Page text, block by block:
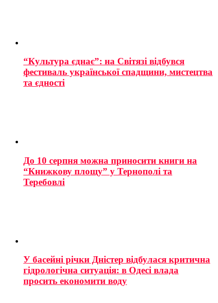
“Культура єднає”: на Світязі відбувся
фестиваль української спадщини, мистецтва
та єдності
До 10 серпня можна приносити книги на
“Книжкову площу” у Тернополі та
Теребовлі
У басейні річки Дністер відбулася критична
гідрологічна ситуація: в Одесі влада
просить економити воду